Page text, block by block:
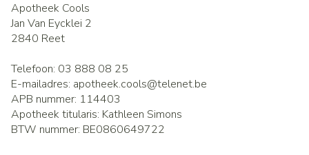
Apotheek Cools
Jan Van Eycklei 2
2840 Reet
Telefoon: 03 888 08 25
E-mailadres: apotheek.cools@telenet.be
APB nummer: 114403
Apotheek titularis: Kathleen Simons
BTW nummer: BE0860649722